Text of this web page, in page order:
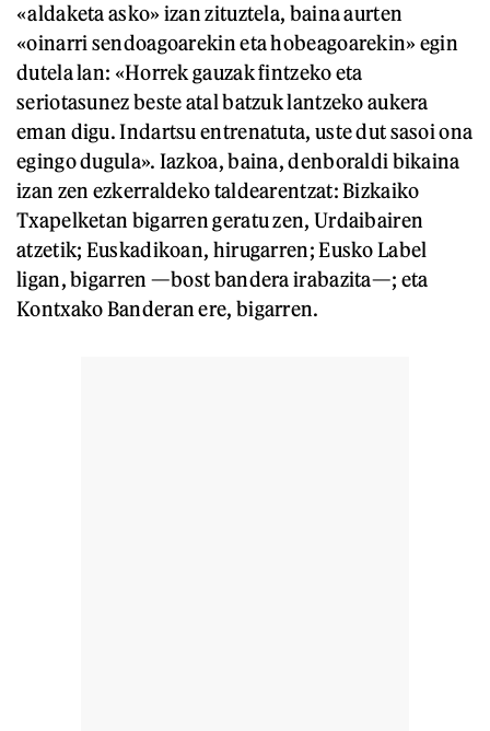
«aldaketa asko» izan zituztela, baina aurten
«oinarri sendoagoarekin eta hobeagoarekin» egin
dutela lan: «Horrek gauzak fintzeko eta
seriotasunez beste atal batzuk lantzeko aukera
eman digu. Indartsu entrenatuta, uste dut sasoi ona
egingo dugula». Iazkoa, baina, denboraldi bikaina
izan zen ezkerraldeko taldearentzat: Bizkaiko
Txapelketan bigarren geratu zen, Urdaibairen
atzetik; Euskadikoan, hirugarren; Eusko Label
ligan, bigarren —bost bandera irabazita—; eta
Kontxako Banderan ere, bigarren.